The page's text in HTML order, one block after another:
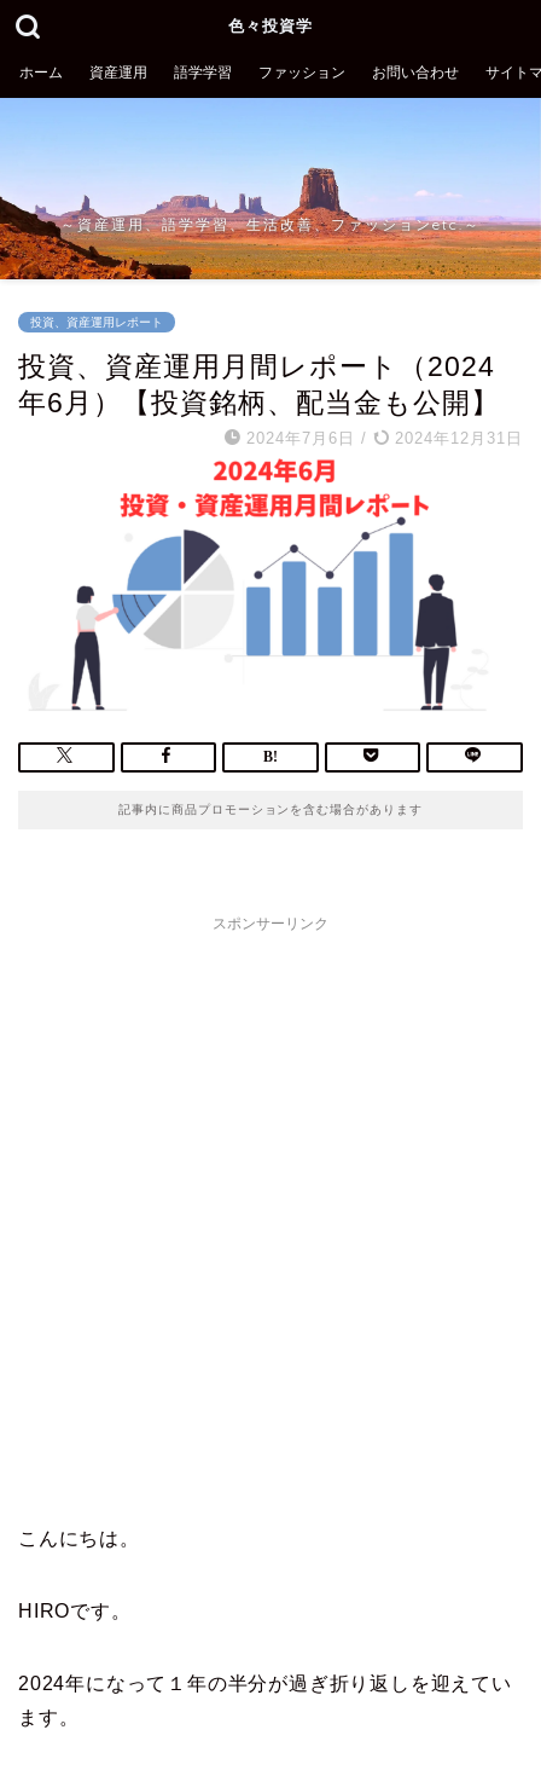
色々投資学
ホーム 資産運用 語学学習 ファッション お問い合わせ サイト
～資産運用、語学学習、生活改善、ファッションetc.～
投資、資産運用レポート
投資、資産運用月間レポート（2024
年6月）【投資銘柄、配当金も公開】
2024年7月6日 / 2024年12月31日
記事内に商品プロモーションを含む場合があります
スポンサーリンク
こんにちは。
HIROです。
2024年になって１年の半分が過ぎ折り返しを迎えてい
ます。